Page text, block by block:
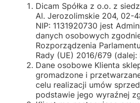
Dicam Spółka z o.o. z
Al. Jerozolimskie 204, 02-
NIP: 1131920730 jest
danych osobowych
Rozporządzenia
Rady (UE) 2016/679
Dane osobowe Klienta
gromadzone i
celu realizacji umów
podstawie jego wyraźnej